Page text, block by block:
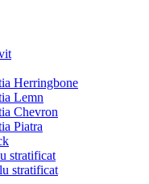
Herringbone
Lemn
Chevron
Piatra
stratificat
stratificat